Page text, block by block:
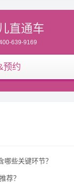
直通车
639-9169
预约
些关键环节？
荐？